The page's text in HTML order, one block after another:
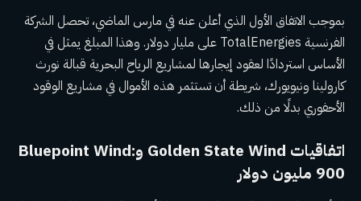
بموجب الاتفاق الأول الذي أعلن عنه في مارس الماضي، تحصل الشركة
الفرنسية TotalEnergies على مليار دولار. وهذا المبلغ يمثل في
الأساس استردادًا لعقود إيجارها لمشاريع الرياح البحرية قبالة نورث
كارولينا ونيويورك، شريطة أن تستثمر هذه الأموال في مشاريع الوقود
الأحفوري بدلًا من ذلك.
اتفاقيات Golden State Wind وBluepoint Wind:
900 مليون دولار